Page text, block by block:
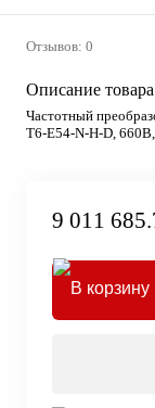
Отзывов: 0
Описание
Частотный
T6-E54-N-H-D,
9 011